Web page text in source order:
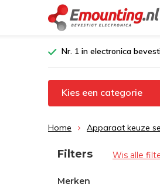
Nr. 1 in electronica
Kies een categorie
Home Apparaat keuze
Sorteren op:
Filters Wis alle
Merken